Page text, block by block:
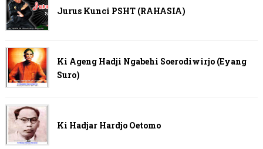
Jurus Kunci PSHT (RAHASIA)
Ki Ageng Hadji Ngabehi Soerodiwirjo (Eyang
Suro)
Ki Hadjar Hardjo Oetomo